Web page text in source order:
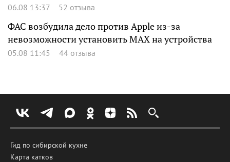
06.08 13:37 52 отзыва
ФАС возбудила дело против Apple из-за
невозможности установить MAX на устройства
05.08 11:45 44 отзыва
Гид по сибирской кухне
Карта катков